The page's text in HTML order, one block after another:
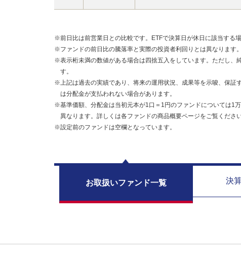
※前日比は前営業日との比較です。ETFで決算日が休日に該当する
※ファンドの前日比の騰落率と実際の投資者利回りとは異なります。
※表示桁未満の数値がある場合は四捨五入をしています。ただし、
す。
※上記は過去の実績であり、将来の運用状況、成果等を示唆、保証
は分配金が支払われない場合があります。
※基準価額、分配金は当初元本が1口＝1円のファンドについては1
異なります。詳しくは各ファンドの商品概要ページをご覧ください
※設定前のファンドは空欄となっています。
お取扱いファンド一覧 決